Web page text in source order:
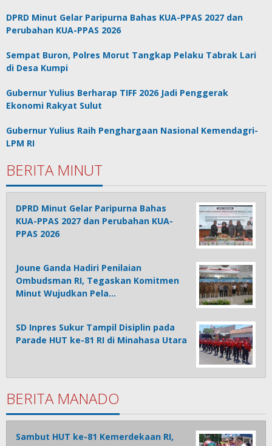
DPRD Minut Gelar Paripurna Bahas KUA-PPAS 2027 dan
Perubahan KUA-PPAS 2026
Sempat Buron, Polres Morut Tangkap Pelaku Tabrak Lari
di Desa Kumpi
Gubernur Yulius Berharap TIFF 2026 Jadi Penggerak
Ekonomi Rakyat Sulut
Gubernur Yulius Raih Penghargaan Nasional Kemendagri-
LPM RI
BERITA MINUT
DPRD Minut Gelar Paripurna Bahas
KUA-PPAS 2027 dan Perubahan KUA-
PPAS 2026
Joune Ganda Hadiri Penilaian
Ombudsman RI, Tegaskan Komitmen
Minut Wujudkan Pela…
SD Inpres Sukur Tampil Disiplin pada
Parade HUT ke-81 RI di Minahasa Utara
BERITA MANADO
Sambut HUT ke-81 Kemerdekaan RI,